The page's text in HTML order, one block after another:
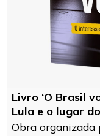
Livro ‘O Brasil
Lula e o lugar
Obra